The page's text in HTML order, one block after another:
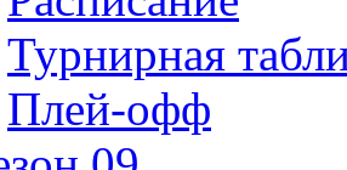
Турнирная
Плей-офф